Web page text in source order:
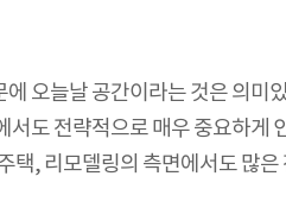
오늘날 공간이라는 것은 의미
도 전략적으로 매우 중요하게
택, 리모델링의 측면에서도 많은